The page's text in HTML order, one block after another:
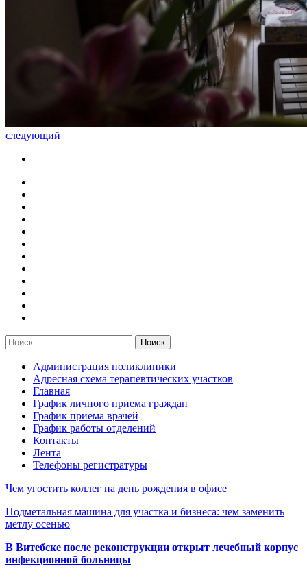
следующий
Администрация поликлиники
Адресная схема терапевтических участков
Главная
График личного приема граждан
График приема врачей
График работы отделений
Контакты
Лента
Телефоны регистратуры
Чем угостить коллег на день рождения в офисе
Подметальная машина для участка и бизнеса: чем заменить
метлу осенью
В Витебске после реконструкции открыт лечебный корпус
инфекционной больницы